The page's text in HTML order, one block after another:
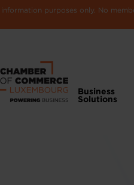
purposes only. No
Business
Solutions